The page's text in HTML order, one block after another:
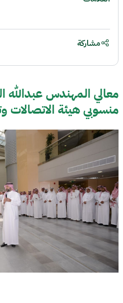
معالي المهندس عبدالله
منسوبي هيئة الاتصالات
مشاركة